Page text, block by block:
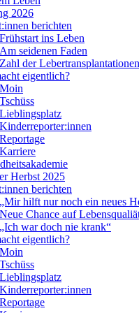
2026
berichten
Frühstart ins Leben
Am seidenen Faden
Zahl der
eigentlich?
Moin
Tschüss
Lieblingsplatz
Kinderreporter:innen
Reportage
Karriere
Herbst 2025
berichten
„Mir hilft nur noch ein neues
Neue Chance auf
„Ich war doch nie krank“
eigentlich?
Moin
Tschüss
Lieblingsplatz
Kinderreporter:innen
Reportage